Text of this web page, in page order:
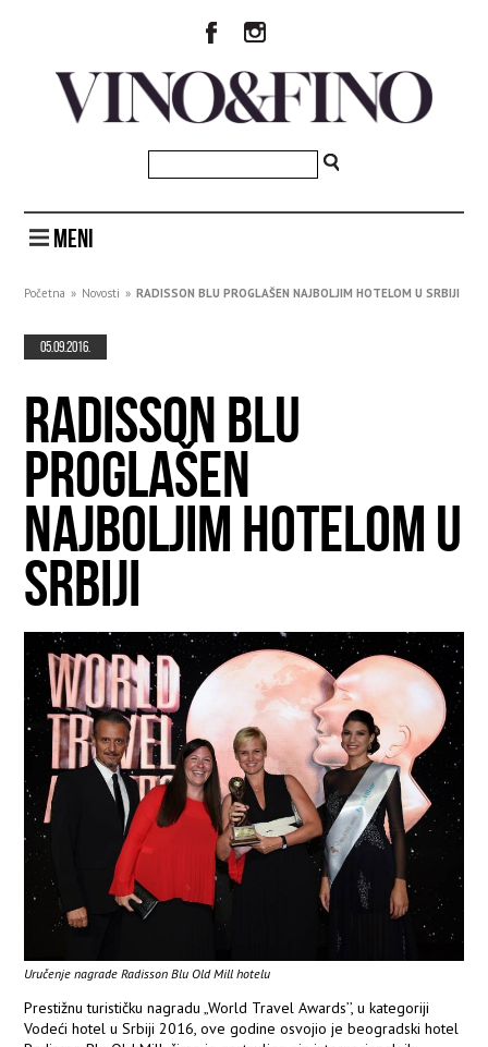
MENI
Početna » Novosti » RADISSON BLU PROGLAŠEN NAJBOLJIM HOTELOM U SRBIJI
05.09.2016.
RADISSON BLU
PROGLAŠEN
NAJBOLJIM HOTELOM U
SRBIJI
Uručenje nagrade Radisson Blu Old Mill hotelu
Prestižnu turističku nagradu „World Travel Awards’’, u kategoriji
Vodeći hotel u Srbiji 2016, ove godine osvojio je beogradski hotel